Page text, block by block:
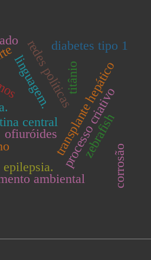
centraltransplante hepático
processo criativo
linguagem.
ofiuróides zebrafish
ambiental
epilepsia.
redes políticasdiabetes tipo 1
titânio
corrosão